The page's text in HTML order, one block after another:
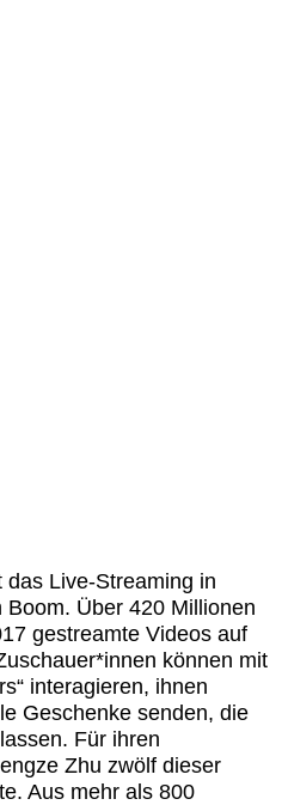
Live-Streaming in
Über 420 Millionen
gestreamte Videos auf
können mit
interagieren, ihnen
Geschenke senden, die
Für ihren
Zhu zwölf dieser
Aus mehr als 800